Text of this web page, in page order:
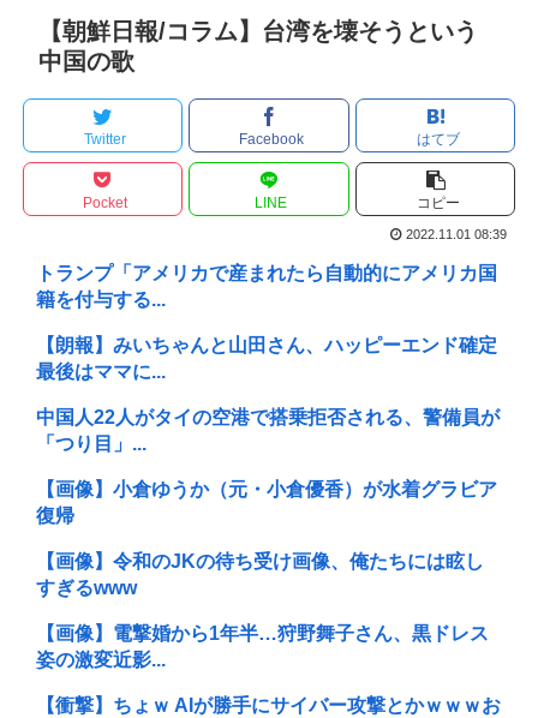
【朝鮮日報/コラム】台湾を壊そうという
中国の歌
Twitter Facebook はてブ
Pocket LINE コピー
2022.11.01 08:39
トランプ「アメリカで産まれたら自動的にアメリカ国
籍を付与する...
【朗報】みいちゃんと山田さん、ハッピーエンド確定
最後はママに...
中国人22人がタイの空港で搭乗拒否される、警備員が
「つり目」...
【画像】小倉ゆうか（元・小倉優香）が水着グラビア
復帰
【画像】令和のJKの待ち受け画像、俺たちには眩し
すぎるwww
【画像】電撃婚から1年半…狩野舞子さん、黒ドレス
姿の激変近影...
【衝撃】ちょｗ AIが勝手にサイバー攻撃とかｗｗｗお